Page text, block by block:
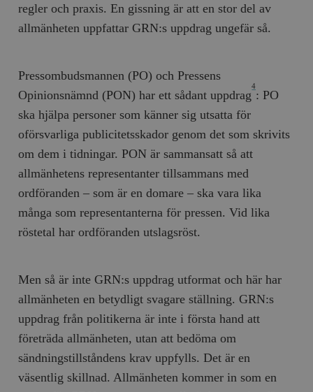
regler och praxis. En gissning är att en stor del av
allmänheten uppfattar GRN:s uppdrag ungefär så.
Pressombudsmannen (PO) och Pressens
Opinionsnämnd (PON) har ett sådant uppdrag
4
: PO
ska hjälpa personer som känner sig utsatta för
oförsvarliga publicitetsskador genom det som skrivits
om dem i tidningar. PON är sammansatt så att
allmänhetens representanter tillsammans med
ordföranden – som är en domare – ska vara lika
många som representanterna för pressen. Vid lika
röstetal har ordföranden utslagsröst.
Men så är inte GRN:s uppdrag utformat och här har
allmänheten en betydligt svagare ställning. GRN:s
uppdrag från politikerna är inte i första hand att
företräda allmänheten, utan att bedöma om
sändningstillståndens krav uppfylls. Det är en
väsentlig skillnad. Allmänheten kommer in som en